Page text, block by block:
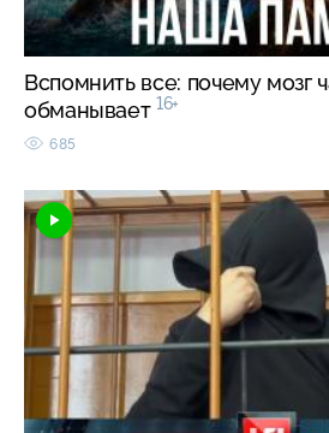
Вспомнить все: почему мозг
обманывает 16+
685